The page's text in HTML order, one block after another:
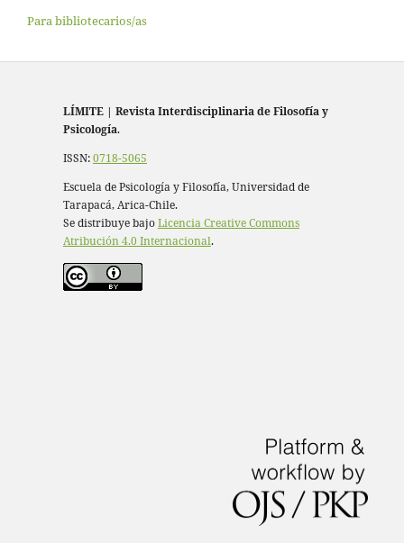
Para bibliotecarios/as
LÍMITE | Revista Interdisciplinaria de Filosofía y
Psicología.
ISSN:0718-5065
Escuela de Psicología y Filosofía, Universidad de
Tarapacá, Arica-Chile.
Se distribuye bajoLicencia Creative Commons
Atribución 4.0 Internacional.